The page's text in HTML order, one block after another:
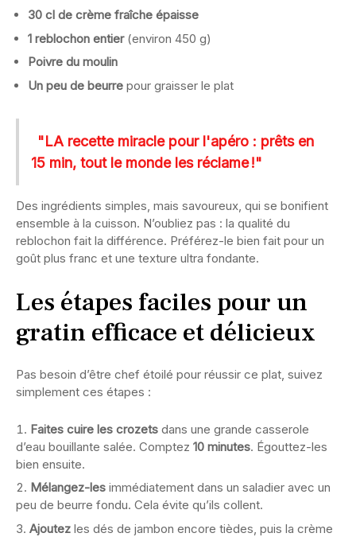
30 cl de crème fraîche épaisse
1 reblochon entier(environ 450 g)
Poivre du moulin
Un peu de beurre pour graisser le plat
"LA recette miracle pour l'apéro : prêts en
15 min, tout le monde les réclame !"
Des ingrédients simples, mais savoureux, qui se bonifient
ensemble à la cuisson. N’oubliez pas : la qualité du
reblochon fait la différence. Préférez-le bien fait pour un
goût plus franc et une texture ultra fondante.
Les étapes faciles pour un
gratin efficace et délicieux
Pas besoin d’être chef étoilé pour réussir ce plat, suivez
simplement ces étapes :
Faites cuire les crozets dans une grande casserole
d’eau bouillante salée. Comptez 10 minutes. Égouttez-les
bien ensuite.
Mélangez-les immédiatement dans un saladier avec un
peu de beurre fondu. Cela évite qu’ils collent.
Ajoutez les dés de jambon encore tièdes, puis la crème